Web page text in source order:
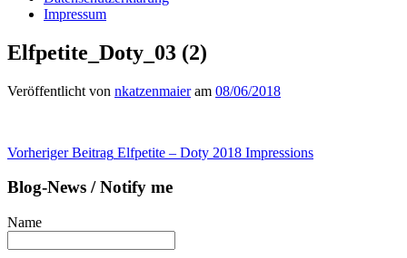
Impressum
Elfpetite_Doty_03 (2)
Veröffentlicht von nkatzenmaieram 08/06/2018
Beitragsnavigation
Vorheriger Beitrag Elfpetite – Doty 2018 Impressions
Blog-News / Notify me
Name